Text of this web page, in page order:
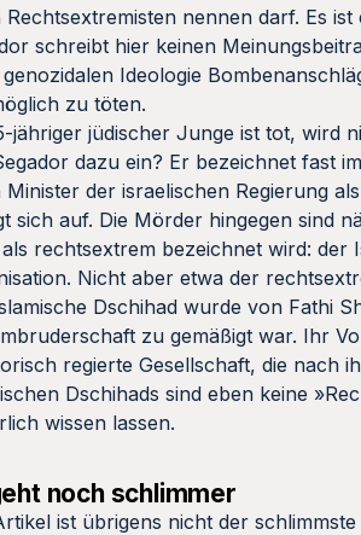
Rechtsextremisten nennen darf. Es
schreibt hier keinen
Ideologie
zu töten.
jähriger jüdischer Junge ist tot, wird
dazu ein? Er bezeichnet fast
Minister der israelischen Regierung
sich auf. Die Mörder hingegen sind
rechtsextrem bezeichnet wird: der
Nicht aber etwa der
Dschihad wurde von Fathi
zu gemäßigt war. Ihr
regierte Gesellschaft, die nach
Dschihads sind eben keine
wissen lassen.
noch schlimmer
ist übrigens nicht der